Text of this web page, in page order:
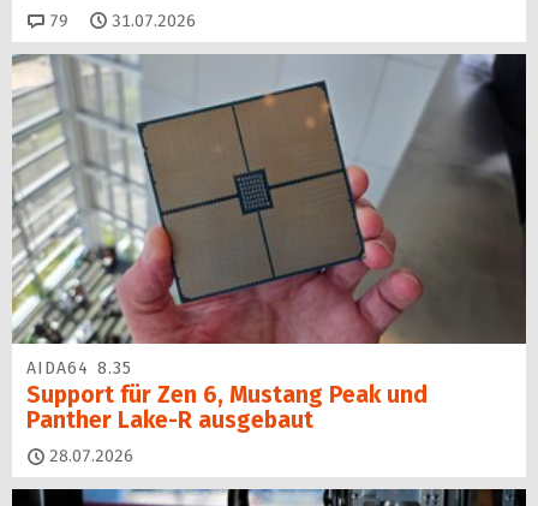
79 Kommentare
31.07.2026
AIDA64 8.35
Support für Zen 6, Mustang Peak und
Panther Lake-R ausgebaut
28.07.2026